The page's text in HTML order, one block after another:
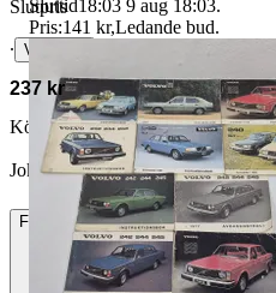
Slutpris
∙ Visa bud
237 kr
Köparskydd är valfritt hos företag.
Jokizzzz vann auktionen
Frakt 259 kr DSV
Sluttid18:03 9 aug 18:03.
Pris:141 kr,Ledande bud.